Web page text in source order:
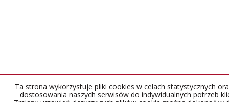
Ta strona wykorzystuje pliki cookies w celach statystycznych
dostosowania naszych serwisów do indywidualnych potrzeb